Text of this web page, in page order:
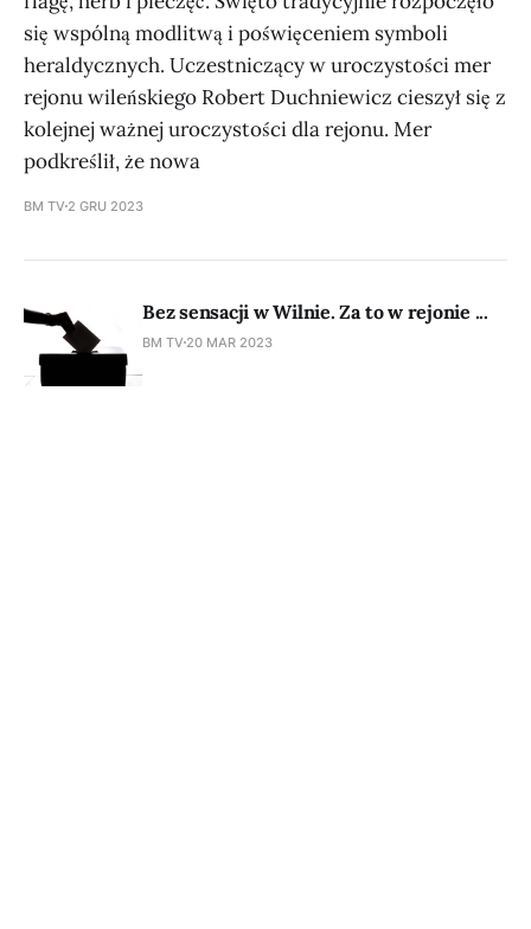
się wspólną modlitwą i poświęceniem symboli
heraldycznych. Uczestniczący w uroczystości mer
rejonu wileńskiego Robert Duchniewicz cieszył się z
kolejnej ważnej uroczystości dla rejonu. Mer
podkreślił, że nowa
BM TV 2 GRU 2023
Bez sensacji w Wilnie. Za to w rejonie ...
BM TV 20 MAR 2023